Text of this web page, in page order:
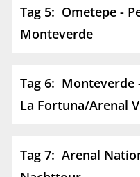
Tag 5: Ometepe -
Monteverde
Tag 6: Monteverde
La Fortuna/Arenal
Tag 7: Arenal